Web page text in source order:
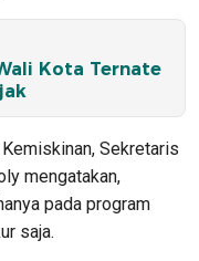
Kota Ternate
Sekretaris
mengatakan,
pada program
saja.